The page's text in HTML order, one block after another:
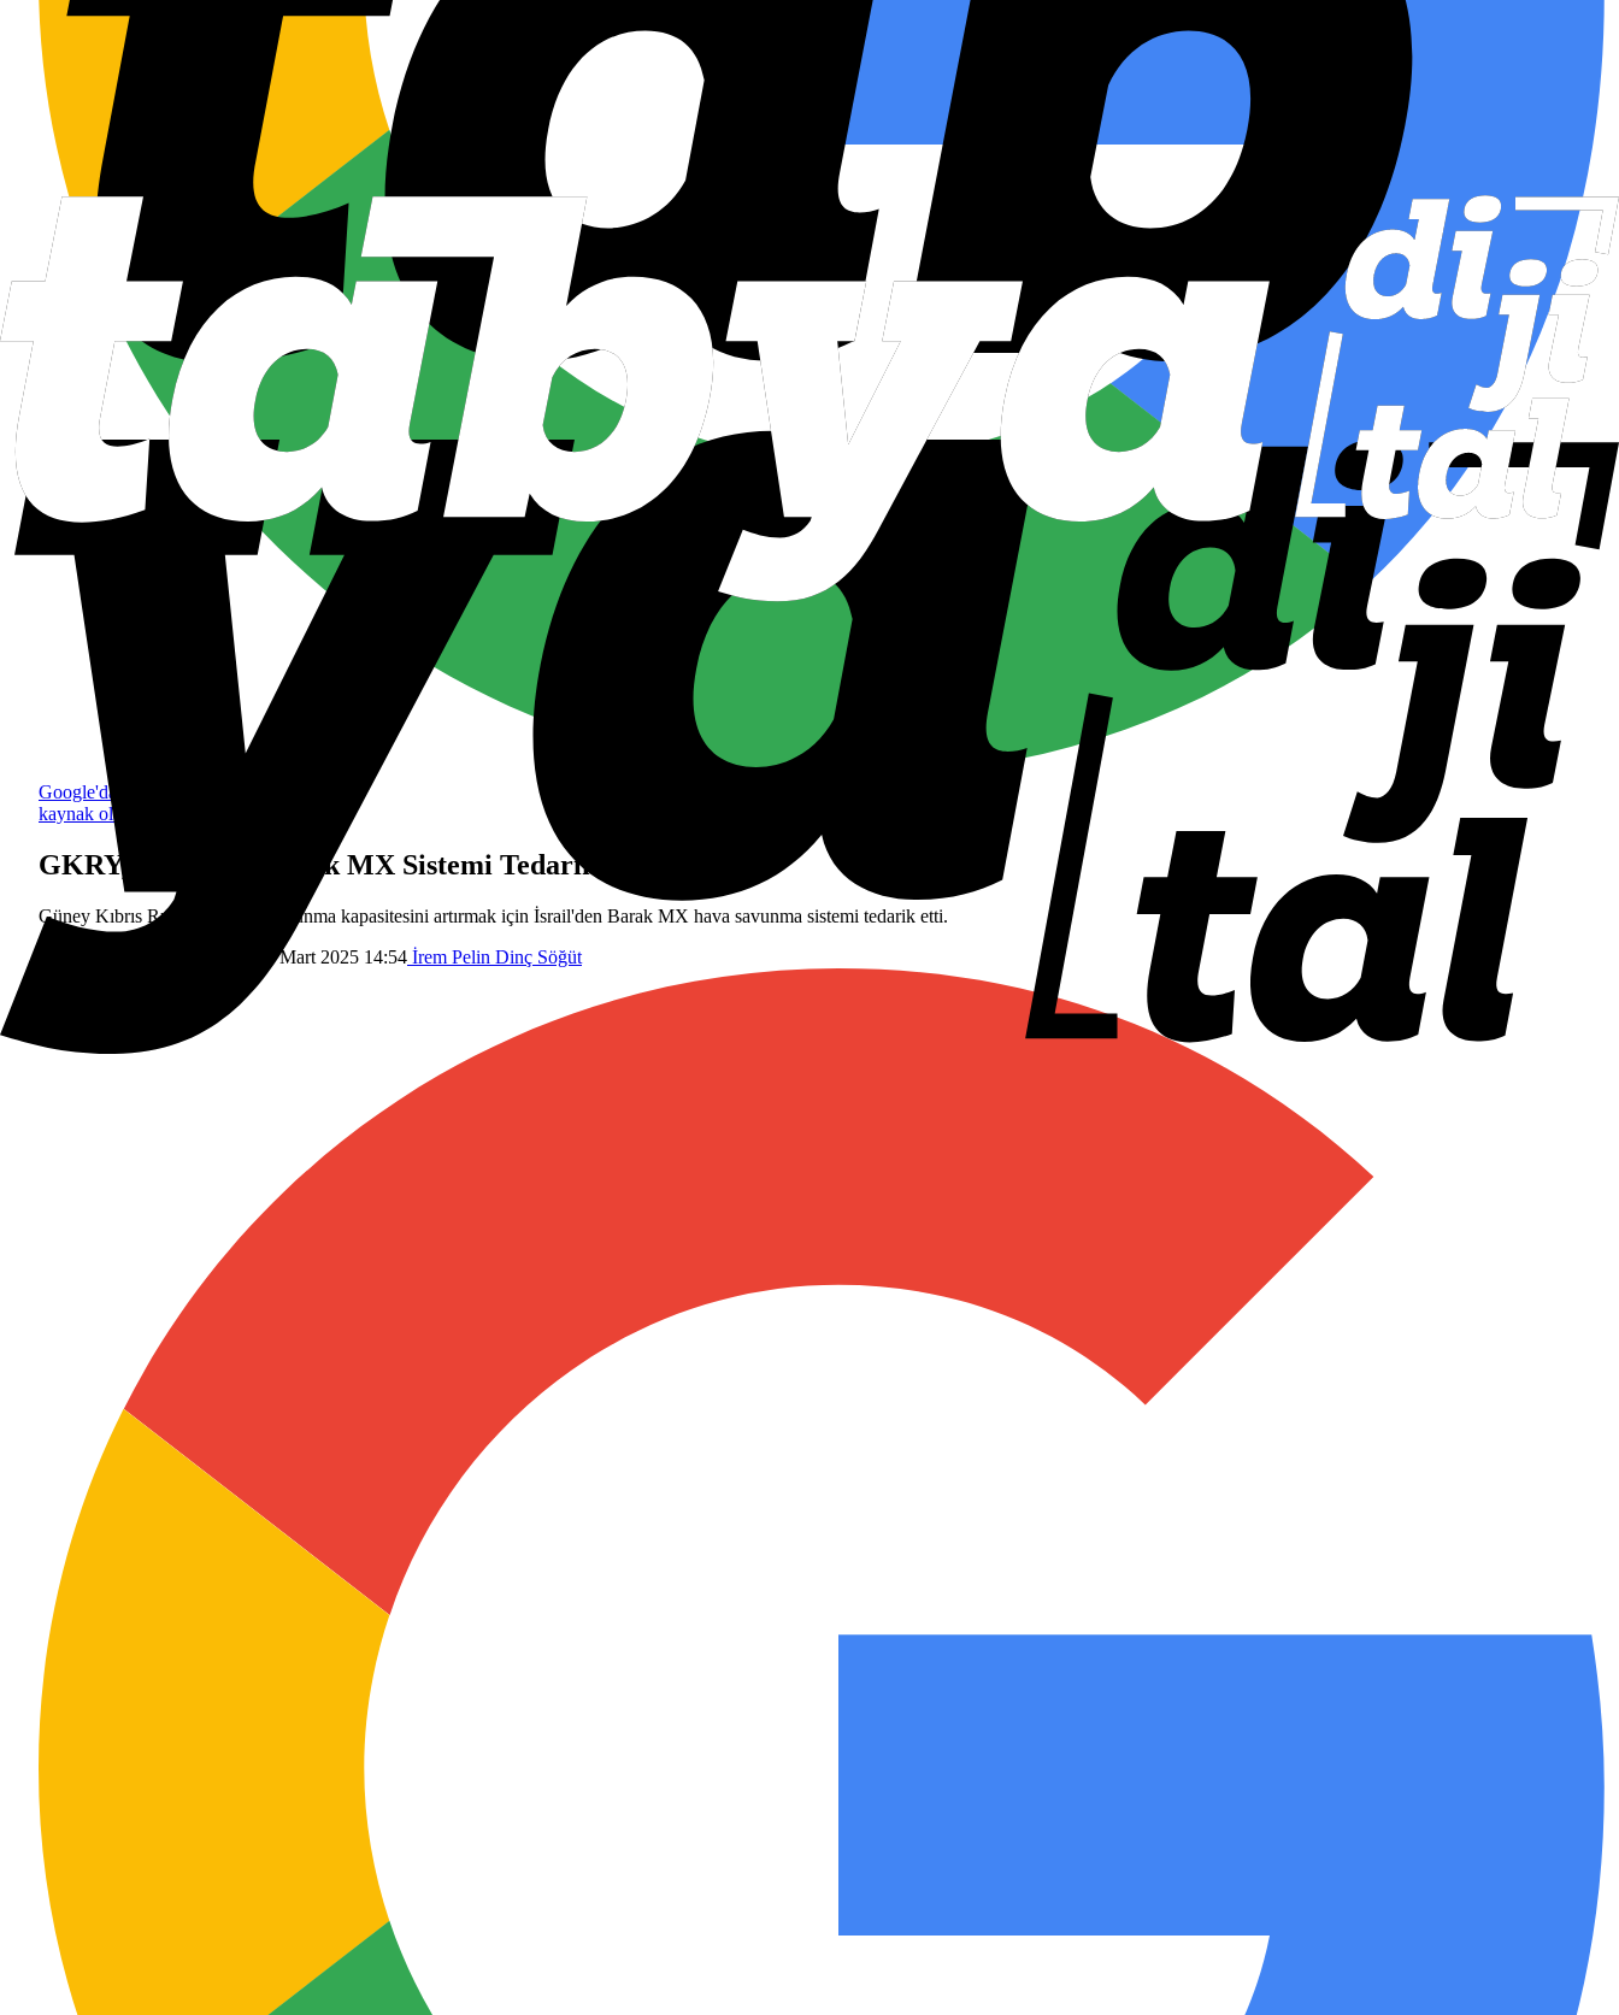
Google'da tercih edilen
kaynak olarak ekle
GKRY, İsrail'den Barak MX Sistemi Tedarik Etti
Güney Kıbrıs Rum Yönetimi, savunma kapasitesini artırmak için İsrail'den Barak MX hava savunma sistemi tedarik etti.
18 Mart 2025 14:54 İrem Pelin Dinç Söğüt